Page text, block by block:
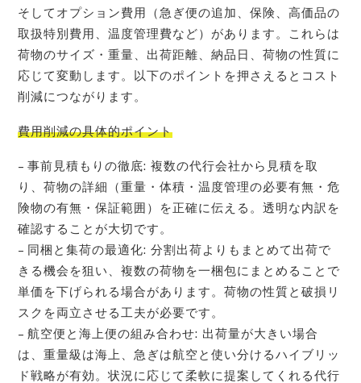
そしてオプション費用（急ぎ便の追加、保険、高価品の
取扱特別費用、温度管理費など）があります。これらは
荷物のサイズ・重量、出荷距離、納品日、荷物の性質に
応じて変動します。以下のポイントを押さえるとコスト
削減につながります。
費用削減の具体的ポイント
– 事前見積もりの徹底: 複数の代行会社から見積を取
り、荷物の詳細（重量・体積・温度管理の必要有無・危
険物の有無・保証範囲）を正確に伝える。透明な内訳を
確認することが大切です。
– 同梱と集荷の最適化: 分割出荷よりもまとめて出荷で
きる機会を狙い、複数の荷物を一梱包にまとめることで
単価を下げられる場合があります。荷物の性質と破損リ
スクを両立させる工夫が必要です。
– 航空便と海上便の組み合わせ: 出荷量が大きい場合
は、重量級は海上、急ぎは航空と使い分けるハイブリッ
ド戦略が有効。状況に応じて柔軟に提案してくれる代行